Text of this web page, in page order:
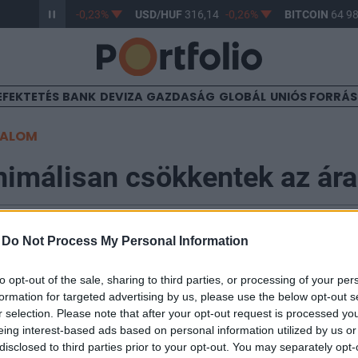
Do Not Process My Personal Information
opt-out of the sale, sharing to third parties, or processing of your
for targeted advertising by us, please use the below opt-out
selection. Please note that after your opt-out request is processed
interest-based ads based on personal information utilized by us
to third parties prior to your opt-out. You may separately
364,57 -0,23% USD/HUF316,14 -0,26% BITCOIN64
BANK DEVIZA GAZDASÁG GLOBÁL UNIÓS
csökkentek az
részvények eladási nyomása miatt enyhe
tőzsdei barométere, míg a Samsung által publikált
a chipszektor emelkedő pályára állt a hét
kereskedési órákban a Nikkei még emelkedőben volt,